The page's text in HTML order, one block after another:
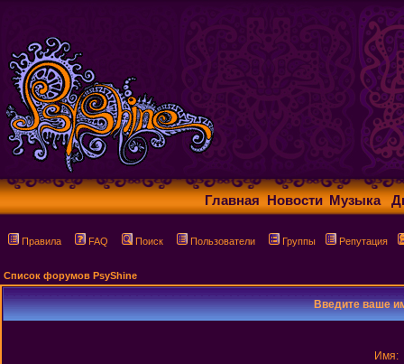
Главная Новости Музыка
Правила FAQ Поиск Пользователи Группы Репутация
Список форумов PsyShine
Введите ваше
Имя: